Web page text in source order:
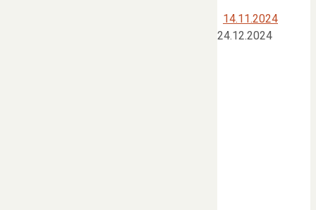
14.11.2024
24.12.2024